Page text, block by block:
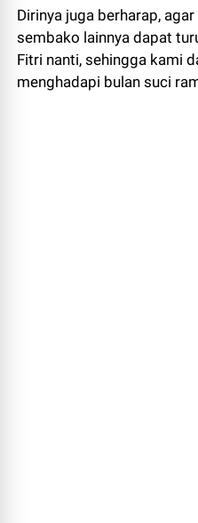
Dirinya juga berharap,
sembako lainnya dapat
Fitri nanti, sehingga kami
menghadapi bulan suci